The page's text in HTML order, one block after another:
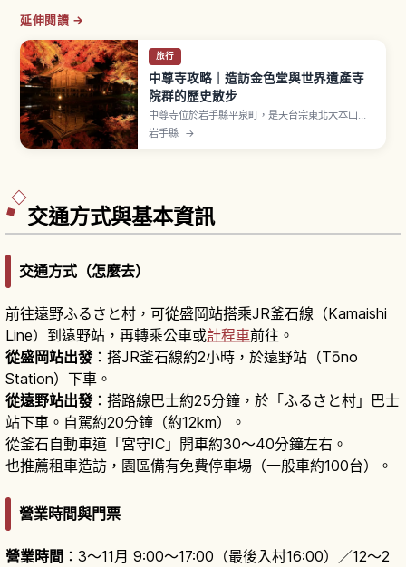
延伸閱讀 →
旅行
中尊寺攻略｜造訪金色堂與世界遺產寺
院群的歷史散步
中尊寺位於岩手縣平泉町，是天台宗東北大本山，
相傳於嘉祥3年（850年）由慈覺大師圓仁開山，
12世紀初奧州藤原氏初代清衡進行大規模伽藍建
岩手縣 →
交通方式與基本資訊
交通方式（怎麼去）
前往遠野ふるさと村，可從盛岡站搭乘JR釜石線（Kamaishi
Line）到遠野站，再轉乘公車或計程車前往。
從盛岡站出發 ：搭JR釜石線約2小時，於遠野站（Tōno
Station）下車。
從遠野站出發 ：搭路線巴士約25分鐘，於「ふるさと村」巴士
站下車。自駕約20分鐘（約12km）。
從釜石自動車道「宮守IC」開車約30～40分鐘左右。
也推薦租車造訪，園區備有免費停車場（一般車約100台）。
營業時間與門票
營業時間 ：3～11月 9:00～17:00（最後入村16:00）／12～2